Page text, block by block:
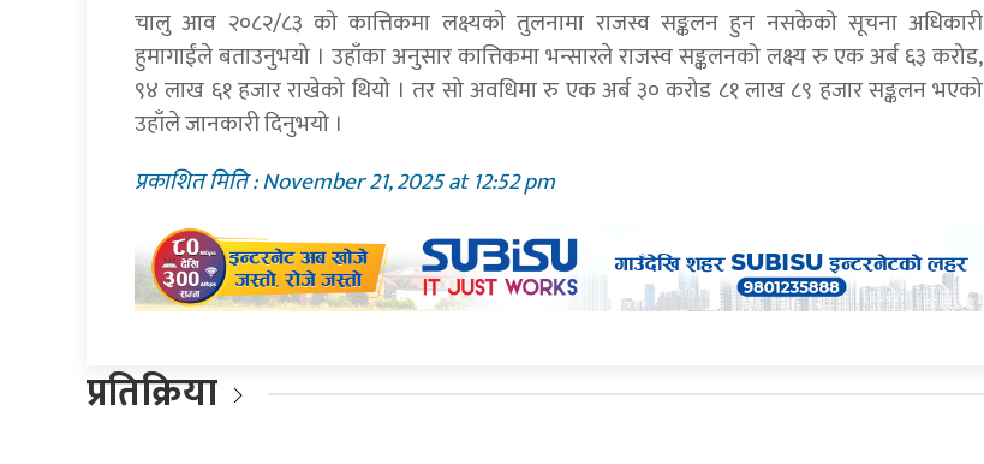
चालु आव २०८२/८३ को कात्तिकमा लक्ष्यको तुलनामा राजस्व सङ्कलन हुन नसकेको सूचना अधिकारी
हुमागाईंले बताउनुभयो । उहाँका अनुसार कात्तिकमा भन्सारले राजस्व सङ्कलनको लक्ष्य रु एक अर्ब ६३ करोड,
९४ लाख ६१ हजार राखेको थियो । तर सो अवधिमा रु एक अर्ब ३० करोड ८१ लाख ८९ हजार सङ्कलन भएको
उहाँले जानकारी दिनुभयो ।
प्रकाशित मिति : November 21, 2025 at 12:52 pm
प्रतिक्रिया